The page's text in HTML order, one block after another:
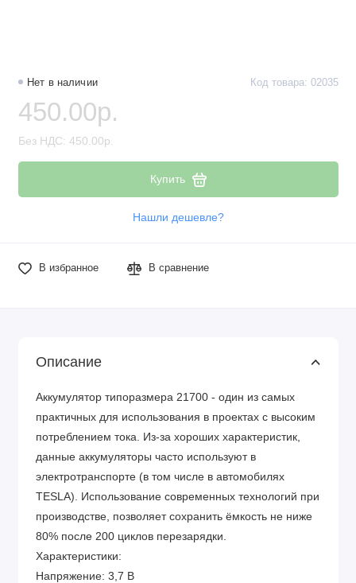
Нет в наличии Код товара: 02035
450.00р.
Без НДС: 450.00р.
Купить
Нашли дешевле?
В избранное В сравнение
Описание
Аккумулятор типоразмера 21700 - один из самых
практичных для использования в проектах с высоким
потреблением тока. Из-за хороших характеристик,
данные аккумуляторы часто используют в
электротранспорте (в том числе в автомобилях
TESLA). Использование современных технологий при
производстве, позволяет сохранить ёмкость не ниже
80% после 200 циклов перезарядки.
Характеристики:
Напряжение: 3,7 В